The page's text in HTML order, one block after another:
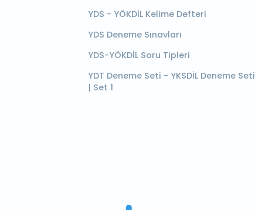
YDS - YÖKDİL Kelime Defteri
YDS Deneme Sınavları
YDS-YÖKDİL Soru Tipleri
YDT Deneme Seti - YKSDİL Deneme Seti
| Set 1